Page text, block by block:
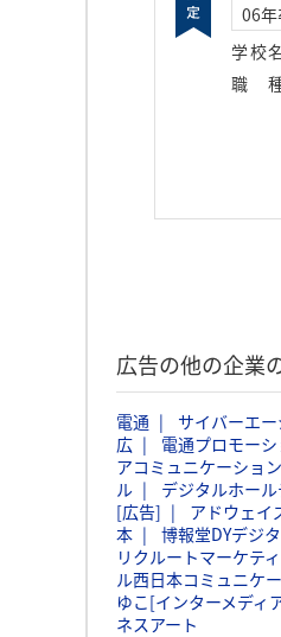
06
学校
職
広告の他の企業
電通 サイバーエ
広
電通プロモー
アコミュニケーション
ル
デジタルホー
[広告]
アドウェイ
本
博報堂DYデジ
リクルートマーケテ
ル西日本コミュニケ
ゆこ[インターメディ
ネスアート